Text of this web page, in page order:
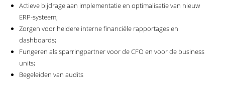
Actieve bijdrage aan implementatie en optimalisatie van nieuw
ERP-systeem;
Zorgen voor heldere interne financiële rapportages en
dashboards;
Fungeren als sparringpartner voor de CFO en voor de business
units;
Begeleiden van audits